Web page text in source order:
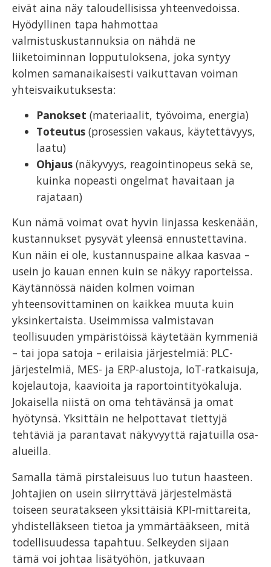
eivät aina näy taloudellisissa yhteenvedoissa.
Hyödyllinen tapa hahmottaa
valmistuskustannuksia on nähdä ne
liiketoiminnan lopputuloksena, joka syntyy
kolmen samanaikaisesti vaikuttavan voiman
yhteisvaikutuksesta:
Panokset (materiaalit, työvoima, energia)
Toteutus (prosessien vakaus, käytettävyys,
laatu)
Ohjaus (näkyvyys, reagointinopeus sekä se,
kuinka nopeasti ongelmat havaitaan ja
rajataan)
Kun nämä voimat ovat hyvin linjassa keskenään,
kustannukset pysyvät yleensä ennustettavina.
Kun näin ei ole, kustannuspaine alkaa kasvaa –
usein jo kauan ennen kuin se näkyy raporteissa.
Käytännössä näiden kolmen voiman
yhteensovittaminen on kaikkea muuta kuin
yksinkertaista. Useimmissa valmistavan
teollisuuden ympäristöissä käytetään kymmeniä
– tai jopa satoja – erilaisia järjestelmiä: PLC-
järjestelmiä, MES- ja ERP-alustoja, IoT-ratkaisuja,
kojelautoja, kaavioita ja raportointityökaluja.
Jokaisella niistä on oma tehtävänsä ja omat
hyötynsä. Yksittäin ne helpottavat tiettyjä
tehtäviä ja parantavat näkyvyyttä rajatuilla osa-
alueilla.
Samalla tämä pirstaleisuus luo tutun haasteen.
Johtajien on usein siirryttävä järjestelmästä
toiseen seuratakseen yksittäisiä KPI-mittareita,
yhdistelläkseen tietoa ja ymmärtääkseen, mitä
todellisuudessa tapahtuu. Selkeyden sijaan
tämä voi johtaa lisätyöhön, jatkuvaan